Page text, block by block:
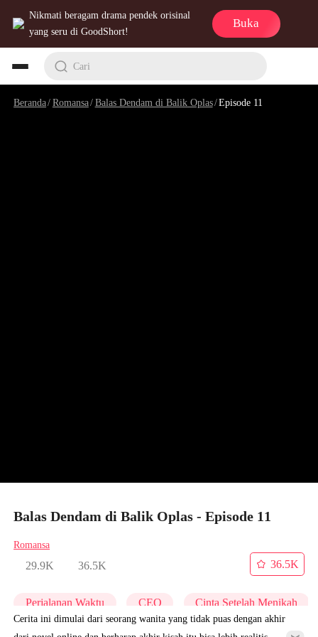
Nikmati beragam drama pendek orisinal
yang seru di GoodShort!
Buka
Cari
Beranda/Romansa/Balas Dendam di Balik Oplas/Episode 11
Balas Dendam di Balik Oplas - Episode 11
Romansa
29.9K 36.5K
36.5K
Perjalanan Waktu CEO Cinta Setelah Menikah
Cerita ini dimulai dari seorang wanita yang tidak puas dengan akhir